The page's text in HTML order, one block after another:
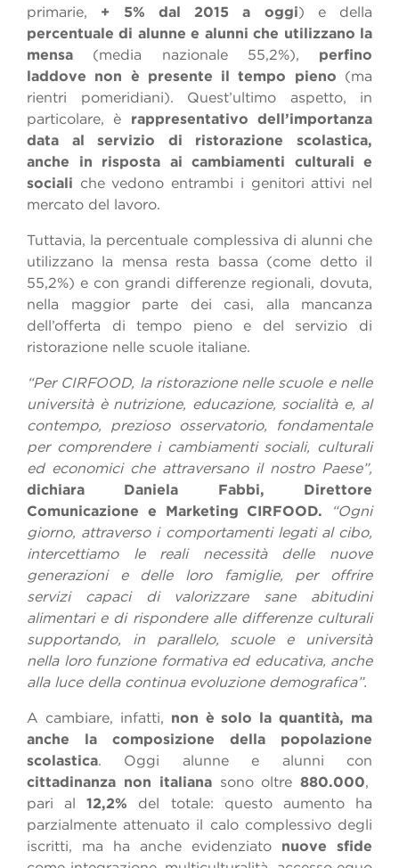
primarie, + 5% dal 2015 a oggi) e della
percentuale di alunne e alunni che utilizzano la
mensa (media nazionale 55,2%), perfino
laddove non è presente il tempo pieno (ma
rientri pomeridiani). Quest’ultimo aspetto, in
particolare, è rappresentativo dell’importanza
data al servizio di ristorazione scolastica,
anche in risposta ai cambiamenti culturali e
sociali che vedono entrambi i genitori attivi nel
mercato del lavoro.
Tuttavia, la percentuale complessiva di alunni che
utilizzano la mensa resta bassa (come detto il
55,2%) e con grandi differenze regionali, dovuta,
nella maggior parte dei casi, alla mancanza
dell’offerta di tempo pieno e del servizio di
ristorazione nelle scuole italiane.
“Per CIRFOOD, la ristorazione nelle scuole e nelle
università è nutrizione, educazione, socialità e, al
contempo, prezioso osservatorio, fondamentale
per comprendere i cambiamenti sociali, culturali
ed economici che attraversano il nostro Paese”,
dichiara Daniela Fabbi, Direttore
Comunicazione e Marketing CIRFOOD. “Ogni
giorno, attraverso i comportamenti legati al cibo,
intercettiamo le reali necessità delle nuove
generazioni e delle loro famiglie, per offrire
servizi capaci di valorizzare sane abitudini
alimentari e di rispondere alle differenze culturali
supportando, in parallelo, scuole e università
nella loro funzione formativa ed educativa, anche
alla luce della continua evoluzione demografica”.
A cambiare, infatti, non è solo la quantità, ma
anche la composizione della popolazione
scolastica. Oggi alunne e alunni con
cittadinanza non italiana sono oltre 880.000,
pari al12,2% del totale: questo aumento ha
parzialmente attenuato il calo complessivo degli
iscritti, ma ha anche evidenziato nuove sfide